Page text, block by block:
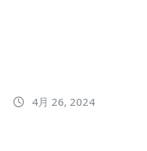
4月 26, 2024